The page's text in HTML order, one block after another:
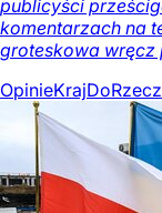
publicyści
komentarzach na
groteskowa wręcz
OpinieKraj